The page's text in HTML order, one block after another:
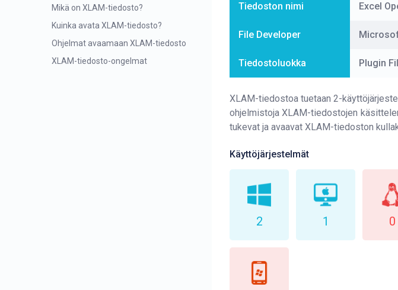
Mikä on XLAM-tiedosto?
Kuinka avata XLAM-tiedosto?
Ohjelmat avaamaan XLAM-tiedosto
XLAM-tiedosto-ongelmat
Tiedoston nimi Excel
File Developer
Tiedostoluokka Plugin
XLAM-tiedostoa tuetaan 2-
ohjelmistoja XLAM-tiedostojen
tukevat ja avaavat XLAM-tiedoston
Käyttöjärjestelmät
2 1 0